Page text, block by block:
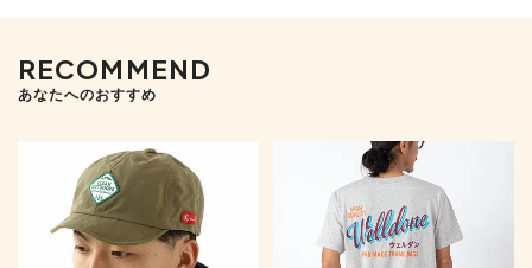
RECOMMEND
あなたへのおすすめ